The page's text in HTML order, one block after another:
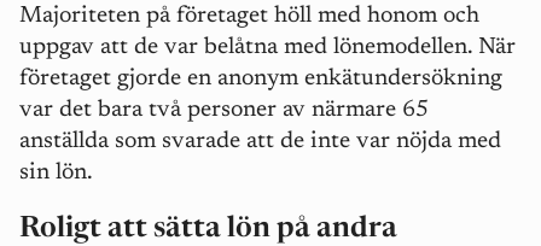
Majoriteten på företaget höll med honom och
uppgav att de var belåtna med lönemodellen. När
företaget gjorde en anonym enkätundersökning
var det bara två personer av närmare 65
anställda som svarade att de inte var nöjda med
sin lön.
Roligt att sätta lön på andra